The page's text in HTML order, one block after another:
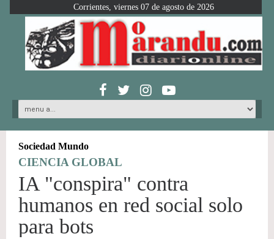
Corrientes, viernes 07 de agosto de 2026
Sociedad Mundo
CIENCIA GLOBAL
IA "conspira" contra
humanos en red social solo
para bots